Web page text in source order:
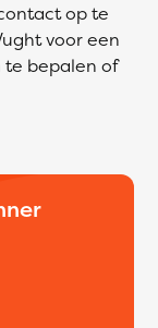
op te
voor een
te bepalen of